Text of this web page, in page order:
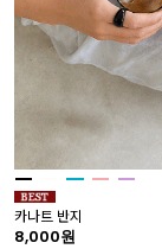
카나트 반지
8,000원